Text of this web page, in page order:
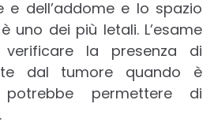
e dell’addome e lo spazio
uno dei più letali. L’esame
la presenza di
dal tumore quando è
permettere di